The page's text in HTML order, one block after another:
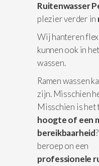
Ruitenwasser
plezier verder in
Wij hanteren
kunnen ook in
wassen.
Ramen wassen
zijn. Misschien
Misschien is het
hoogte of een
bereikbaarheid
beroep on een
professionele